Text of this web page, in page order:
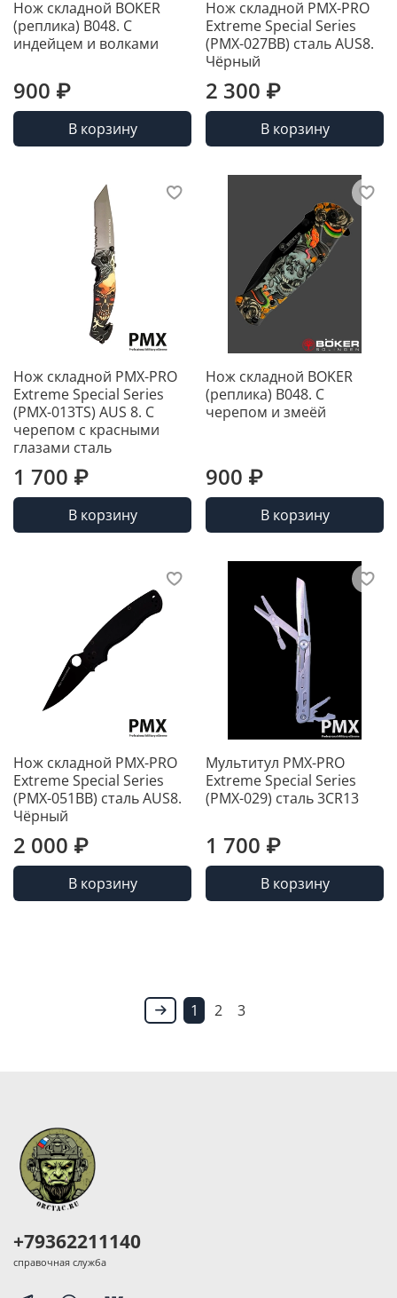
Нож складной BOKER
(реплика) B048. С
индейцем и волками
900 ₽
В корзину
Нож складной PMX-PRO
Extreme Special Series
(PMX-027BB) сталь AUS8.
Чёрный
2 300 ₽
В корзину
Нож складной PMX-PRO
Extreme Special Series
(PMX-013TS) AUS 8. С
черепом с красными
глазами сталь
1 700 ₽
В корзину
Нож складной BOKER
(реплика) B048. С
черепом и змеёй
900 ₽
В корзину
Нож складной PMX-PRO
Extreme Special Series
(PMX-051BB) сталь AUS8.
Чёрный
2 000 ₽
В корзину
Мультитул PMX-PRO
Extreme Special Series
(PMX-029) сталь 3CR13
1 700 ₽
В корзину
1 2 3
+79362211140
справочная служба